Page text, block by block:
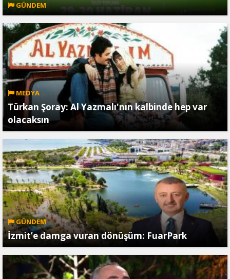
GÜNDEM
MEDYA
Türkan Şoray: Al Yazmalı'nın kalbinde hep var
olacaksın
GÜNDEM
İzmit’e damga vuran dönüşüm: FuarPark